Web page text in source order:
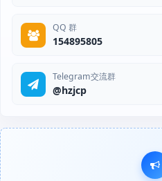
QQ 群
154895805
Telegram交流群
@hzjcp